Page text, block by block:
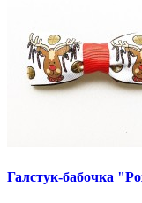
Галстук-бабочка